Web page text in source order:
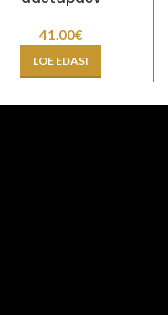
41.00€
LOE EDASI